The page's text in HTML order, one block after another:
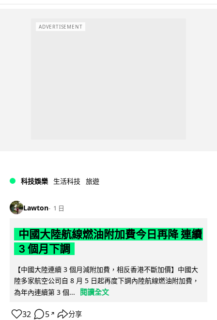
ADVERTISEMENT
科技娛樂 生活科技 旅遊
Lawton 1 日
中國大陸航線燃油附加費今日再降 連續
3 個月下調
【中國大陸連續 3 個月減附加費，相反香港不斷加價】中國大
陸多家航空公司自 8 月 5 日起再度下調內陸航線燃油附加費，
為年內連續第 3 個...
閱讀全文
32 5 ↗ 分享